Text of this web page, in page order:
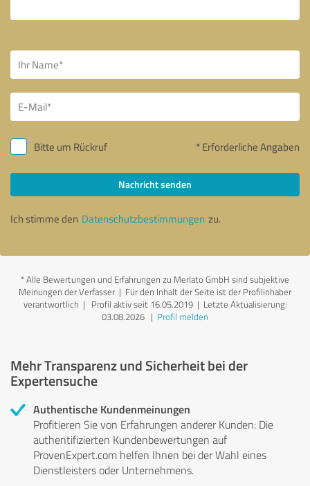
Bitte um Rückruf * Erforderliche Angaben
Nachricht senden
Ich stimme den Datenschutzbestimmungen zu.
*Alle Bewertungen und Erfahrungen zu Merlato GmbH sind subjektive
Meinungen der Verfasser | Für den Inhalt der Seite ist der Profilinhaber
verantwortlich | Profil aktiv seit 16.05.2019 | Letzte Aktualisierung:
03.08.2026 | Profil melden
Mehr Transparenz und Sicherheit bei der
Expertensuche
Authentische Kundenmeinungen
Profitieren Sie von Erfahrungen anderer Kunden: Die
authentifizierten Kundenbewertungen auf
ProvenExpert.com helfen Ihnen bei der Wahl eines
Dienstleisters oder Unternehmens.